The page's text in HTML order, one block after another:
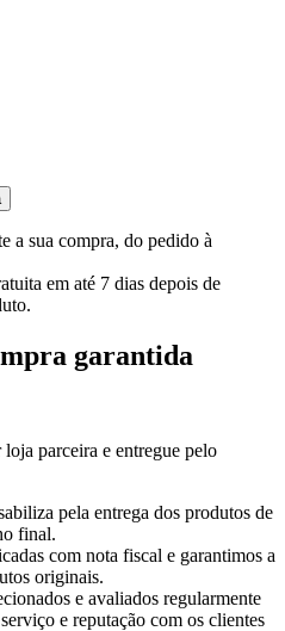
a sua compra, do pedido à
em até 7 dias depois de
garantida
parceira e entregue pelo
pela entrega dos produtos de
final.
com nota fiscal e garantimos a
originais.
e avaliados regularmente
e reputação com os clientes